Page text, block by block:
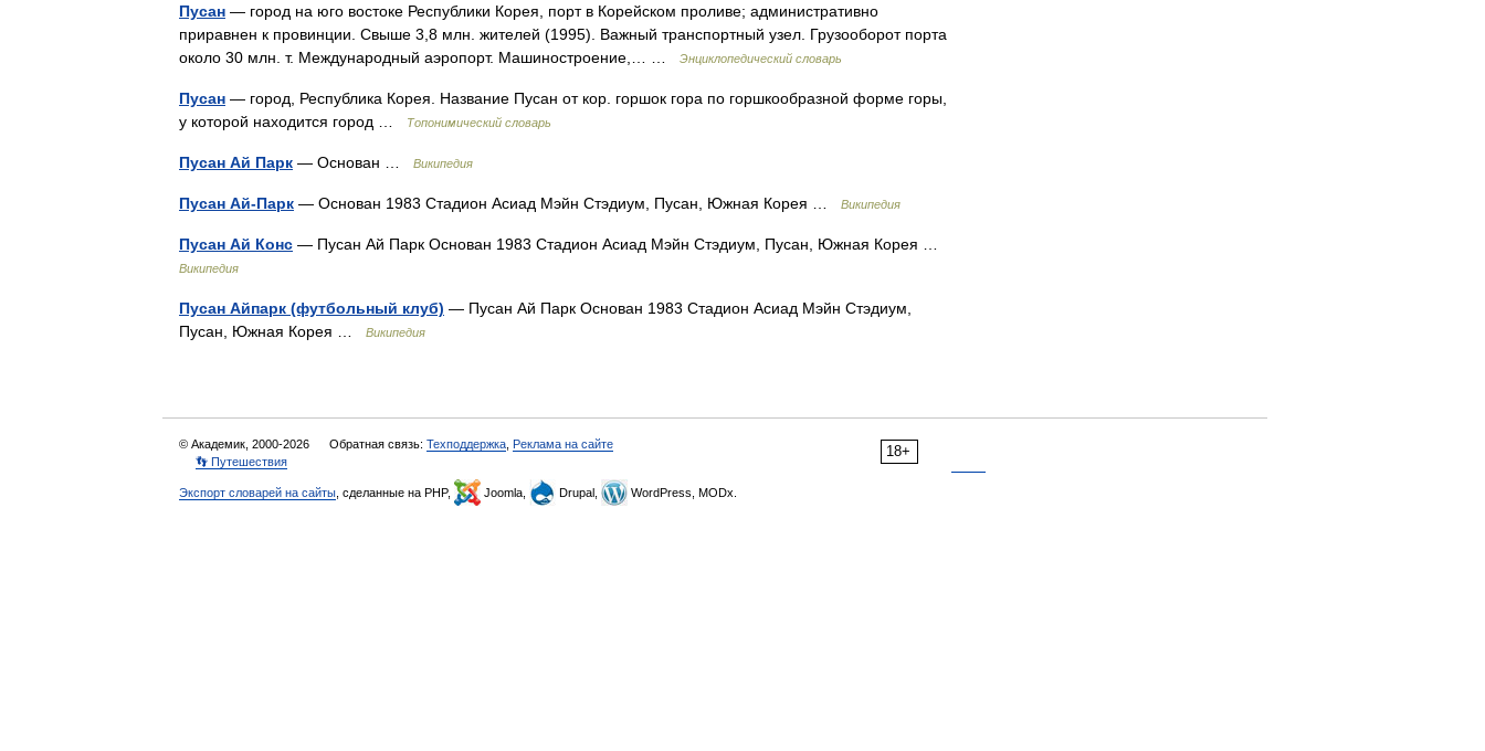
Пусан — город на юго востоке Республики Корея, порт в Корейском проливе; административно
приравнен к провинции. Свыше 3,8 млн. жителей (1995). Важный транспортный узел. Грузооборот порта
около 30 млн. т. Международный аэропорт. Машиностроение,… …
Энциклопедический словарь
Пусан — город, Республика Корея. Название Пусан от кор. горшок гора по горшкообразной форме горы,
у которой находится город …
Топонимический словарь
Пусан Ай Парк — Основан … Википедия
Пусан Ай-Парк — Основан 1983 Стадион Асиад Мэйн Стэдиум, Пусан, Южная Корея … Википедия
Пусан Ай Конс — Пусан Ай Парк Основан 1983 Стадион Асиад Мэйн Стэдиум, Пусан, Южная Корея …
Википедия
Пусан Айпарк (футбольный клуб) — Пусан Ай Парк Основан 1983 Стадион Асиад Мэйн Стэдиум,
Пусан, Южная Корея …
Википедия
18+
© Академик, 2000-2026 Обратная связь: Техподдержка Реклама на сайте
👣 Путешествия
Экспорт словарей на сайты , сделанные на PHP, Joomla, Drupal, WordPress, MODx.